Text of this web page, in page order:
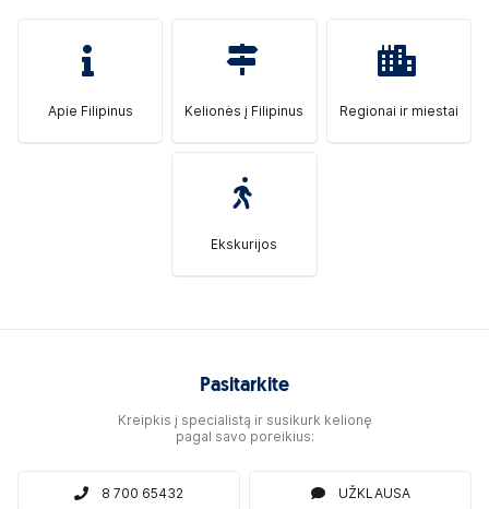
Apie Filipinus Kelionės į Filipinus Regionai ir miestai
Ekskurijos
Pasitarkite
Kreipkis į specialistą ir susikurk kelionę
pagal savo poreikius:
8 700 65432 UŽKLAUSA